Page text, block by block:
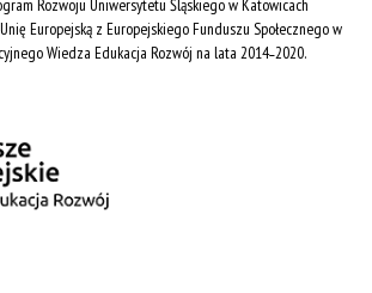
Rozwoju Uniwersytetu Śląskiego w Katowicach
Europejską z Europejskiego Funduszu Społecznego w
Wiedza Edukacja Rozwój na lata 2014˗2020.